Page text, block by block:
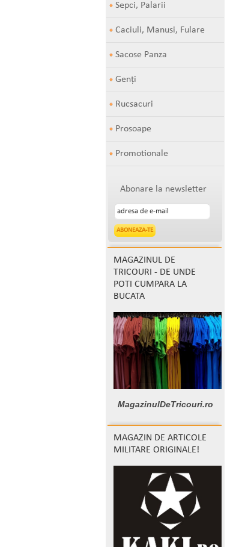
Sepci, Palarii
Caciuli, Manusi, Fulare
Sacose Panza
Genți
Rucsacuri
Prosoape
Promotionale
Abonare la newsletter
MAGAZINUL DE
TRICOURI - DE UNDE
POTI CUMPARA LA
BUCATA
MagazinulDeTricouri.ro
MAGAZIN DE ARTICOLE
MILITARE ORIGINALE!